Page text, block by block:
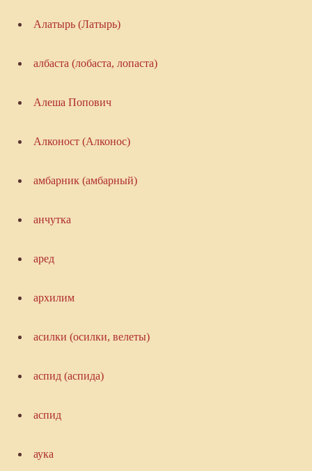
Алатырь (Латырь)
албаста (лобаста, лопаста)
Алеша Попович
Алконост (Алконос)
амбарник (амбарный)
анчутка
аред
архилим
асилки (осилки, велеты)
аспид (аспида)
аспид
аука